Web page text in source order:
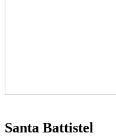
Santa Battistel